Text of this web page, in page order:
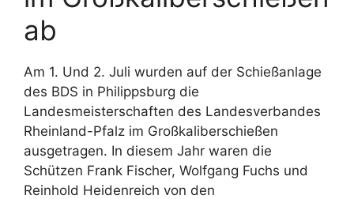
ab
Am 1. Und 2. Juli wurden auf der Schießanlage
des BDS in Philippsburg die
Landesmeisterschaften des Landesverbandes
Rheinland-Pfalz im Großkaliberschießen
ausgetragen. In diesem Jahr waren die
Schützen Frank Fischer, Wolfgang Fuchs und
Reinhold Heidenreich von den